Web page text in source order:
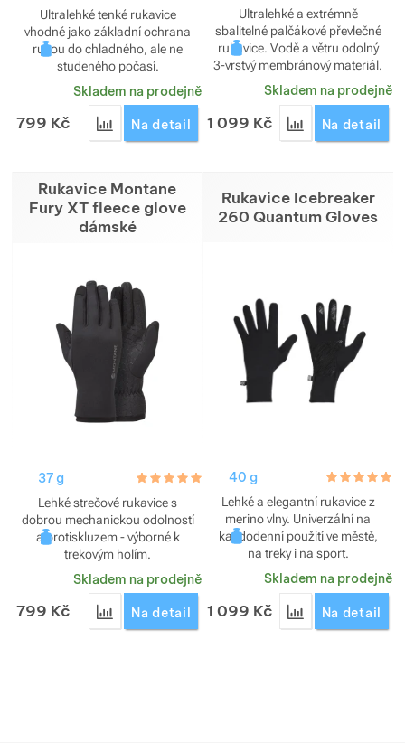
Ultralehké tenké rukavice
vhodné jako základní ochrana
rukou do chladného, ale ne
studeného počasí.
Skladem na prodejně
799 Kč Přidat 'Rukavice Montane Trail Lite Gloves
Na detail
Ultralehké a extrémně
sbalitelné palčákové převlečné
rukavice. Vodě a větru odolný
3-vrstvý membránový materiál.
Skladem na prodejně
1 099 Kč Přidat 'Rukavice
Na detail
Rukavice Montane
Fury XT fleece glove
dámské
37 g hodnoceni_zakazniku
5.0 / 5
Lehké strečové rukavice s
dobrou mechanickou odolností
a protiskluzem - výborné k
trekovým holím.
Skladem na prodejně
799 Kč Přidat 'Rukavice Montane Fury XT fleece glove
Na detail
Rukavice Icebreaker
260 Quantum Gloves
40 g
5.0 / 5
Lehké a elegantní rukavice z
merino vlny. Univerzální na
každodenní použití ve městě,
na treky i na sport.
Skladem na prodejně
1 099 Kč Přidat 'Rukavice
Na detail